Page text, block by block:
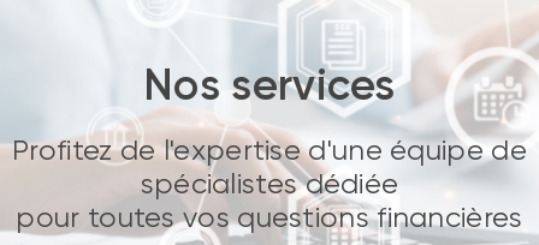
Nos services
Profitez de l'expertise d'une équipe de
spécialistes dédiée
pour toutes vos questions financières